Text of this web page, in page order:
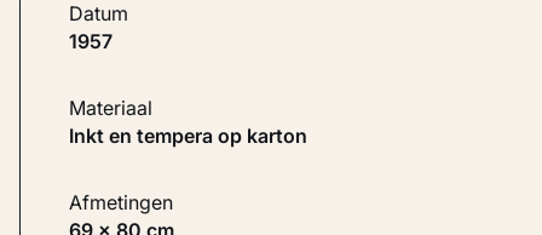
Datum
1957
Materiaal
Inkt en tempera op karton
Afmetingen